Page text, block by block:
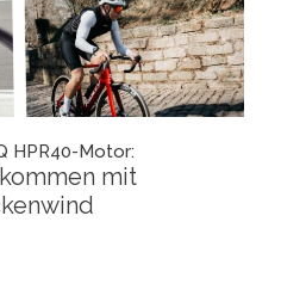
HPR40-Motor:
mit